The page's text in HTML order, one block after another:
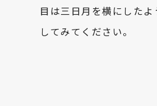
目は三日月を横にした
してみてください。